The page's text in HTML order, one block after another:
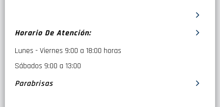
Horario De Atención:
Lunes - Viernes 9:00 a 18:00 horas
Sábados 9:00 a 13:00
Parabrisas